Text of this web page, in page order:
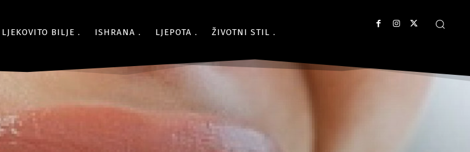
LJEKOVITO BILJE ISHRANA LJEPOTA ŽIVOTNI STIL